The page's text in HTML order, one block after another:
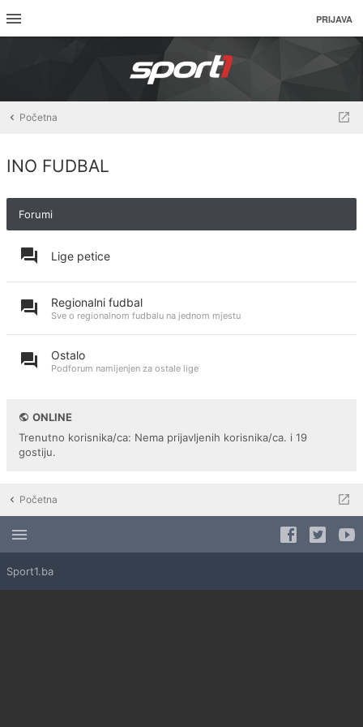
PRIJAVA
Početna
INO FUDBAL
Forumi
Lige petice
Regionalni fudbal
Sve o regionalnom fudbalu na jednom mjestu
Ostalo
Podforum namijenjen za ostale lige
ONLINE
Trenutno korisnika/ca: Nema prijavljenih korisnika/ca. i 19
gostiju.
Početna
Sport1.ba